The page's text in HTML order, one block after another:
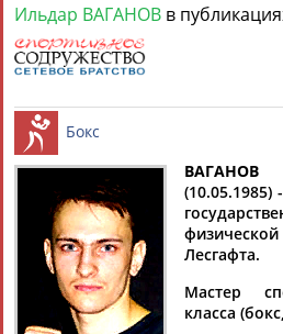
6
СПОРТСМЕНЫ, ТРЕНЕРЫ И
1персона
Ильдар
Ильдар ВАГАНОВ в
Бокс
ВАГАНОВ
(10.05.1985)
Лесгафта.
Мастер
класса